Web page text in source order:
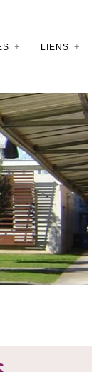
LIENS